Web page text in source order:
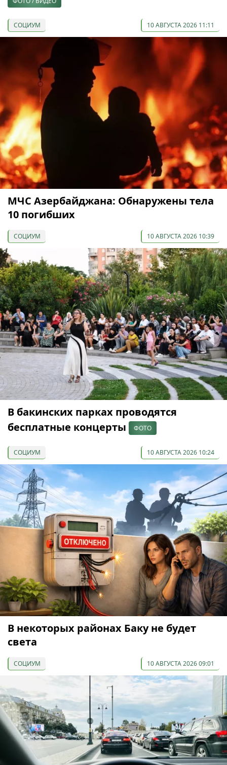
СОЦИУМ 10 АВГУСТА 2026 11:11
МЧС Азербайджана: Обнаружены тела
10 погибших
СОЦИУМ 10 АВГУСТА 2026 10:39
В бакинских парках проводятся
бесплатные концерты
ФОТО
СОЦИУМ 10 АВГУСТА 2026 10:24
В некоторых районах Баку не будет
света
СОЦИУМ 10 АВГУСТА 2026 09:01